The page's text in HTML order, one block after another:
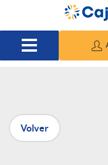
Saltar al contenido
P
u
Volver